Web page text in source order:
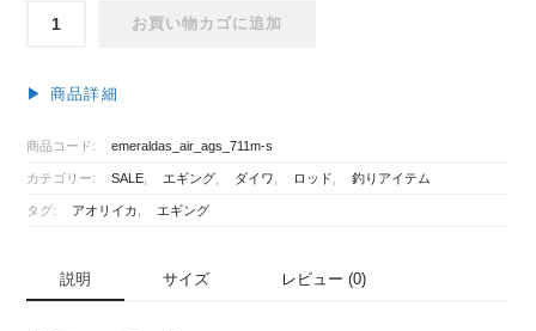
は
し
¥32,065
で
エ
ラ
ダ
ス
お買い物カゴに追加
▶︎ 商品詳細
商品コード: emeraldas_air_ags_711m-s
カテゴリー: SALE エギング ダイワ ロッド 釣りアイテム
タグ: アオリイカ エギング
説明 サイズ レビュー (0)